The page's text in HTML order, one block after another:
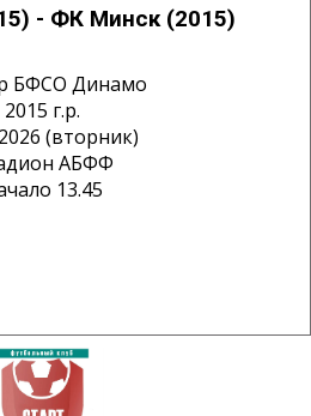
- ФК Минск (2015)
БФСО Динамо
2015 г.р.
(вторник)
АБФФ
13.45